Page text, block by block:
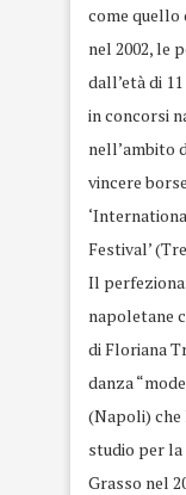
come quello
nel 2002, le
dall’età di
in concorsi
nell’ambito
vincere
Festival’
Il
napoletane
di Floriana
danza
(Napoli) che
studio per
Grasso nel